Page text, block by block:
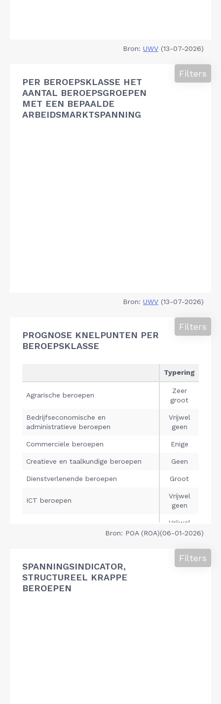
Bron: UWV (13-07-2026)
PER BEROEPSKLASSE HET
AANTAL BEROEPSGROEPEN
MET EEN BEPAALDE
ARBEIDSMARKTSPANNING
Filters
Bron: UWV (13-07-2026)
PROGNOSE KNELPUNTEN PER
BEROEPSKLASSE
Filters
Bron: POA (ROA)(06-01-2026)
SPANNINGSINDICATOR,
STRUCTUREEL KRAPPE
BEROEPEN
Filters